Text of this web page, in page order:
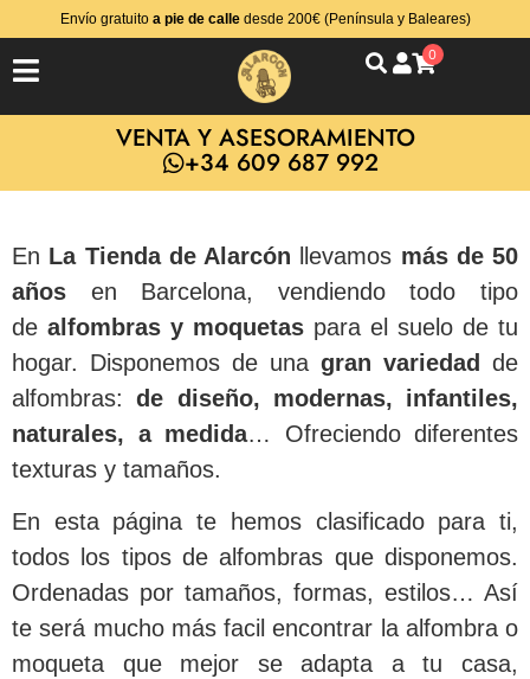
Envío gratuito a pie de calledesde 200€ (Península y Baleares)
0
VENTA Y ASESORAMIENTO
+34 609 687 992
En La Tienda de Alarcón llevamos más de 50
años en Barcelona, vendiendo todo tipo
de alfombras y moquetas para el suelo de tu
hogar. Disponemos de una gran variedad de
alfombras:de diseño, modernas, infantiles,
naturales, a medida… Ofreciendo diferentes
texturas y tamaños.
En esta página te hemos clasificado para ti,
todos los tipos de alfombras que disponemos.
Ordenadas por tamaños, formas, estilos… Así
te será mucho más facil encontrar la alfombra o
moqueta que mejor se adapta a tu casa,